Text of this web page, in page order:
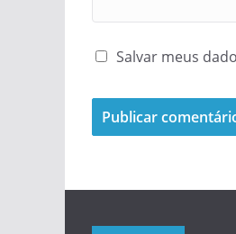
Salvar meus